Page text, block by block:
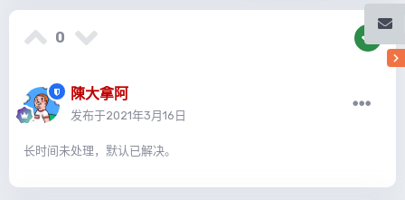
0
陳大拿阿
发布于2021年3月16日
长时间未处理，默认已解决。